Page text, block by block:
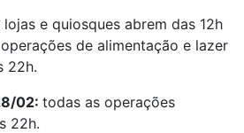
lojas e quiosques abrem das 12h
de alimentação e lazer
22h.
02: todas as operações
22h.